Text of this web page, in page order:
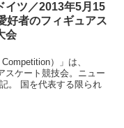
イツ／2013年5月15
好者のフィギュアス
会
）」は、
スケート競技会。ニュー
。 国を代表する限られ